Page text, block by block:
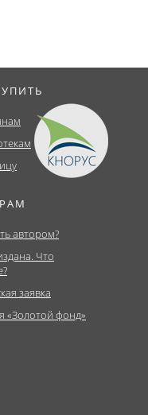
автором?
Что
заявка
«Золотой фонд»